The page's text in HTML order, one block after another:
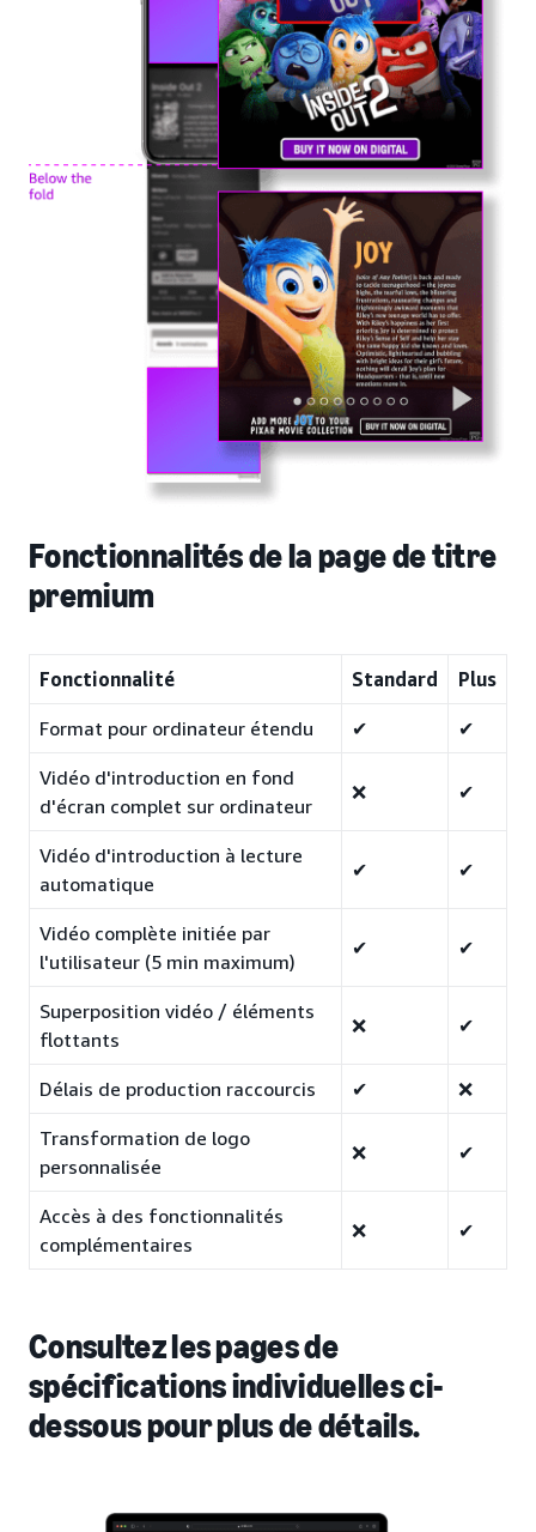
Fonctionnalités de la page de titre
premium
Fonctionnalité Standard Plus
Format pour ordinateur étendu ✔ ✔
Vidéo d'introduction en fond
d'écran complet sur ordinateur
❌ ✔
Vidéo d'introduction à lecture
automatique
✔ ✔
Vidéo complète initiée par
l'utilisateur (5 min maximum)
✔ ✔
Superposition vidéo / éléments
flottants
❌ ✔
Délais de production raccourcis ✔ ❌
Transformation de logo
personnalisée
❌ ✔
Accès à des fonctionnalités
complémentaires
❌ ✔
Consultez les pages de
spécifications individuelles ci-
dessous pour plus de détails.